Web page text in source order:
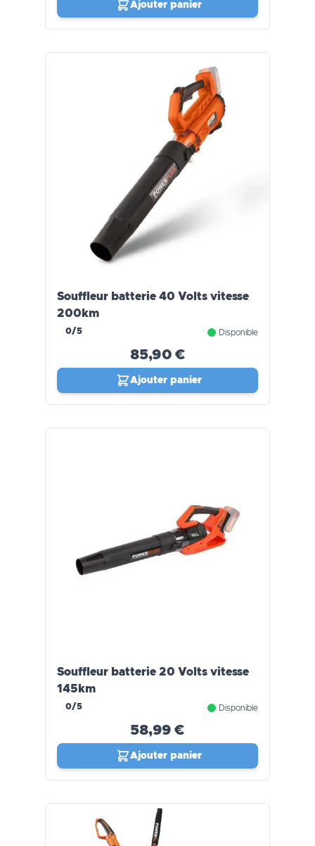
Ajouter panier
Souffleur batterie 40 Volts vitesse
200km
0/5 Disponible
85,90 €
Ajouter panier
Souffleur batterie 20 Volts vitesse
145km
0/5 Disponible
58,99 €
Ajouter panier